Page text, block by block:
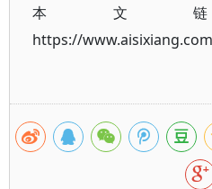
本文
https://